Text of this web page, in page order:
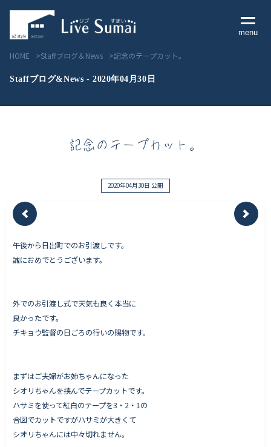
menu
Livesumai 住宅標準性能
Livesumai 保証について
見学会／モデルハウス情報
Works - 施工実績
よくいただくご質問
お役立ちコラム
HOME Staffブログ＆News 記念のテープカット。
Staffブログ&News - 2020年04月30日
記念のテープカット。
2020年04月30日 公開
午後から日出町でのお引渡しです。
誠におめでとうございます。
外でのお引渡し式で天気も良く本当に
良かったです。
チキョウ監督の日ごろの行いの賜物です。
まずはご夫婦がお姉ちゃんになった
シオリちゃんを挟んでテープカットです。
ハサミを使って紅白のテープを3・2・1の
合図でカットですがハサミが大きくて
シオリちゃんには中々切れません。